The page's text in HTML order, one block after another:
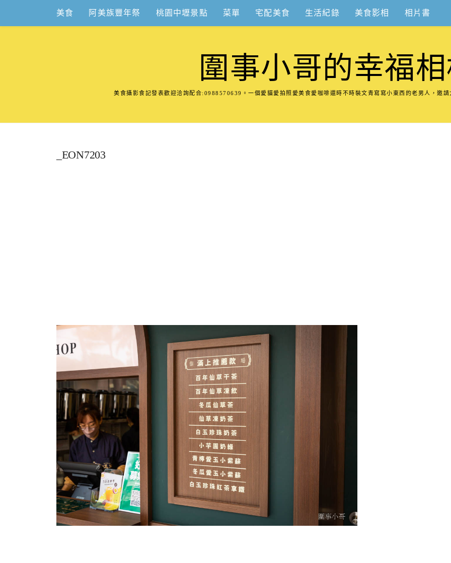
content
美食 阿美族豐年祭 桃園中壢景點 菜單 宅配美食 生活紀錄 美食影相 相片書
圍事小哥的幸福
美食攝影食記發表歡迎洽詢配合:0988570639。一個愛貓愛拍照愛美食愛咖啡還時不時裝文青寫寫小東西的老男人，邀
_EON7203